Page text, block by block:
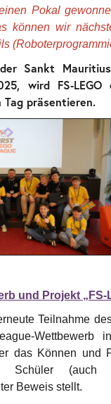
Pokal
können wir
Sankt
wird FS-LEGO
Tag präsentieren.
und Projekt „FS-
Teilnahme
Wettbewerb
das Können und
Schüler (auch
Beweis stellt.